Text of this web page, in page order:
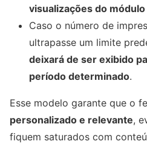
visualizações do
Caso o número de
ultrapasse um limite
deixará de ser exibido
período determinado.
Esse modelo garante que o
personalizado e relevante,
fiquem saturados com